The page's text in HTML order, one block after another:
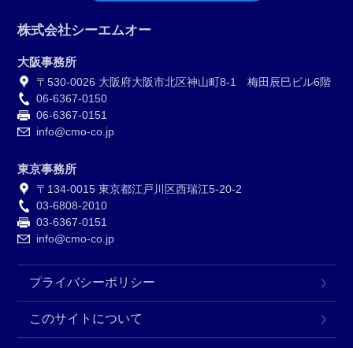
株式会社シーエムオー
大阪事務所
〒530-0026 大阪府大阪市北区神山町8-1 梅田辰巳ビル6階
06-6367-0150
06-6367-0151
info@cmo-co.jp
東京事務所
〒134-0015 東京都江戸川区西瑞江5-20-2
03-6808-2010
03-6367-0151
info@cmo-co.jp
プライバシーポリシー
このサイトについて